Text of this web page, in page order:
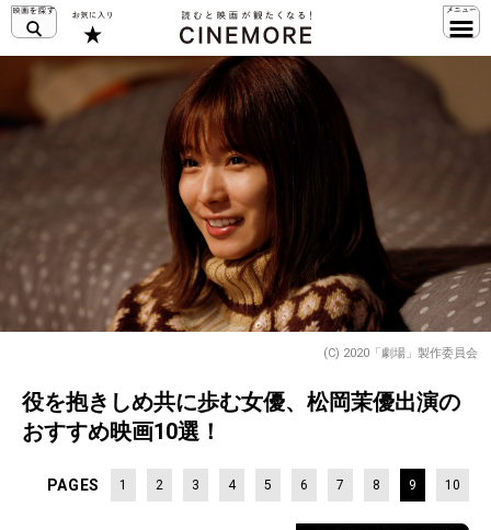
(C) 2020「劇場」製作委員会
役を抱きしめ共に歩む女優、松岡茉優出演の
おすすめ映画10選！
PAGES 1 2 3 4 5 6 7 8 9 10